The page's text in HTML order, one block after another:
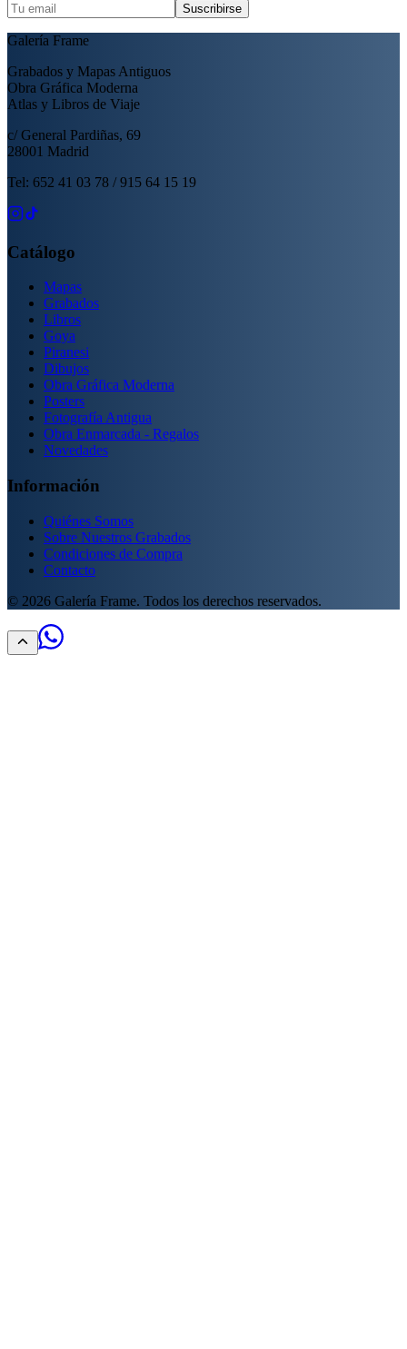
Suscribirse
Galería Frame
Grabados y Mapas Antiguos
Obra Gráfica Moderna
Atlas y Libros de Viaje
c/ General Pardiñas, 69
28001 Madrid
Tel: 652 41 03 78 / 915 64 15 19
Catálogo
Mapas
Grabados
Libros
Goya
Piranesi
Dibujos
Obra Gráfica Moderna
Posters
Fotografía Antigua
Obra Enmarcada - Regalos
Novedades
Información
Quiénes Somos
Sobre Nuestros Grabados
Condiciones de Compra
Contacto
© 2026 Galería Frame. Todos los derechos reservados.